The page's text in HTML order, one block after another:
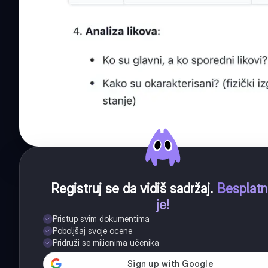
Registruj se da vidiš sadržaj.
je!
Pristup svim dokumentima
Poboljšaj svoje ocene
Pridruži se milionima učenika